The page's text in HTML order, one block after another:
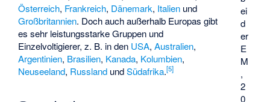
ei
d
er
E
M
,
2
0
Österreich, Frankreich, Dänemark, Italien und
Großbritannien. Doch auch außerhalb Europas gibt
es sehr leistungsstarke Gruppen und
Einzelvoltigierer, z. B. in den USA,Australien,
Argentinien, Brasilien, Kanada, Kolumbien,
Neuseeland, Russland undSüdafrika.[5]